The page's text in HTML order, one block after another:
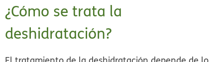
¿Cómo se trata la
deshidratación?